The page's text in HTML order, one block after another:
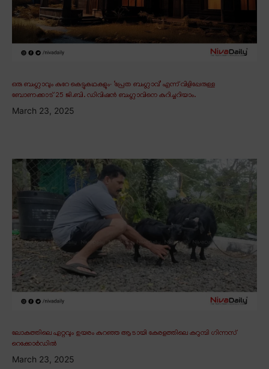
ഒരു ബംഗ്ലാവും കുറേ കെട്ടുകഥകളും∙ ‘പ്രേത ബംഗ്ലാവ്’ എന്ന് വിളിപ്പേരുള്ള
ബോണക്കാട് 25 ജി.ബി. ഡിവിഷൻ ബംഗ്ലാവിനെ കുറിച്ചറിയാം.
March 23, 2025
ലോകത്തിലെ ഏറ്റവും ഉയരം കുറഞ്ഞ ആടായി കേരളത്തിലെ കറുമ്പി ഗിന്നസ്
റെക്കോർഡിൽ
March 23, 2025